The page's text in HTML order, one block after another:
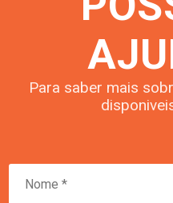
Para saber mais